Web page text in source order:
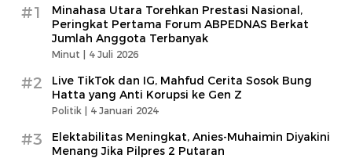
#1
Minahasa Utara Torehkan Prestasi Nasional,
Peringkat Pertama Forum ABPEDNAS Berkat
Jumlah Anggota Terbanyak
Minut | 4 Juli 2026
#2
Live TikTok dan IG, Mahfud Cerita Sosok Bung
Hatta yang Anti Korupsi ke Gen Z
Politik | 4 Januari 2024
#3
Elektabilitas Meningkat, Anies-Muhaimin Diyakini
Menang Jika Pilpres 2 Putaran